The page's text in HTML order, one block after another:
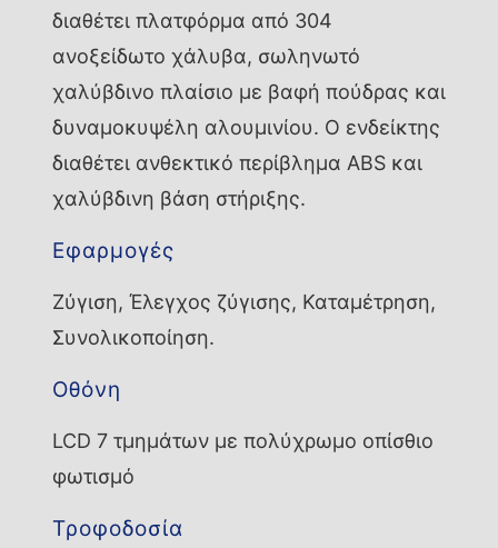
διαθέτει πλατφόρμα από 304
ανοξείδωτο χάλυβα, σωληνωτό
χαλύβδινο πλαίσιο με βαφή πούδρας και
δυναμοκυψέλη αλουμινίου. Ο ενδείκτης
διαθέτει ανθεκτικό περίβλημα ABS και
χαλύβδινη βάση στήριξης.
Εφαρμογές
Ζύγιση, Έλεγχος ζύγισης, Καταμέτρηση,
Συνολικοποίηση.
Οθόνη
LCD 7 τμημάτων με πολύχρωμο οπίσθιο
φωτισμό
Τροφοδοσία